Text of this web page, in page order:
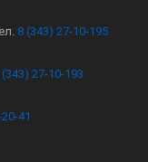
8 (343) 27-10-195
(343) 27-10-193
41